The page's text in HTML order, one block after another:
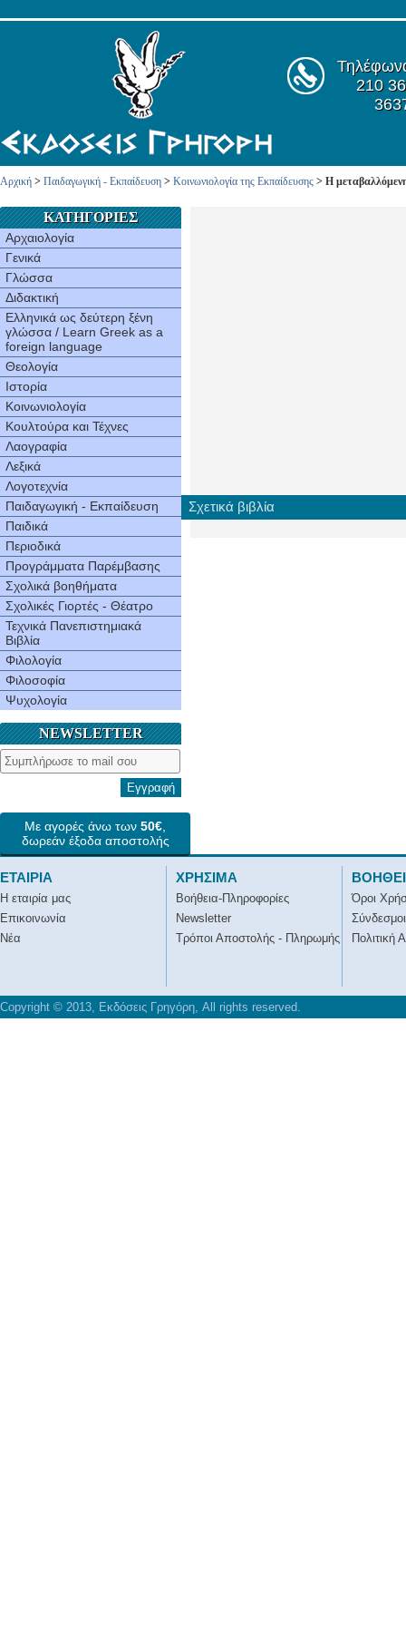
210
Αρχική > Παιδαγωγική - Εκπαίδευση > Κοινωνιολογία της Εκπαίδευσης > Η
ΚΑΤΗΓΟΡΙΕΣ
Αρχαιολογία
Γενικά
Γλώσσα
Διδακτική
Ελληνικά ως δεύτερη ξένη
γλώσσα / Learn Greek as a
foreign language
Θεολογία
Ιστορία
Κοινωνιολογία
Κουλτούρα και Τέχνες
Λαογραφία
Λεξικά
Λογοτεχνία
Παιδαγωγική - Εκπαίδευση
Παιδικά
Περιοδικά
Προγράμματα Παρέμβασης
Σχολικά βοηθήματα
Σχολικές Γιορτές - Θέατρο
Τεχνικά Πανεπιστημιακά
Βιβλία
Φιλολογία
Φιλοσοφία
Ψυχολογία
NEWSLETTER
Εγγραφή
Με αγορές άνω των 50€
δωρεάν έξοδα αποστολής
Σχετικά βιβλία
ΕΤΑΙΡΙΑ
Η εταιρία μας
Επικοινωνία
Νέα
ΧΡΗΣΙΜΑ
Βοήθεια-Πληροφορίες
Newsletter
Τρόποι Αποστολής - Πληρωμής
Όροι
Σύνδεσμοι
Πολιτική
Copyright © 2013, Εκδόσεις Γρηγόρη, All rights reserved.